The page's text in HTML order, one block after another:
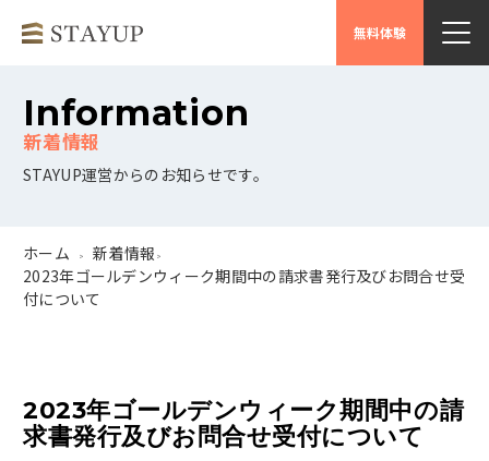
無料体験
Information
STAYUP運営からのお知らせです。
ホーム > 新着情報 >
2023年ゴールデンウィーク期間中の請求書発行及びお問合せ受
付について
2023年ゴールデンウィーク期間中の請
求書発行及びお問合せ受付について